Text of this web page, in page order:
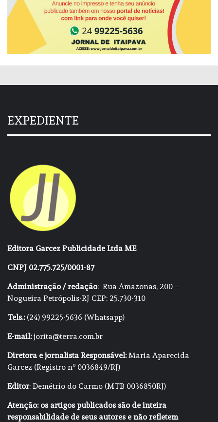
EXPEDIENTE
Editora Garcez Publicidade Ltda ME
CNPJ 02.775.725/0001-87
Administração / redação: Rua Amazonas, 200 –
Nogueira Petrópolis-RJ CEP: 25.730-310
Tels.:(24) 99225-5636 (Whatsapp)
E-mail:jorita@terra.com.br
Diretora e jornalista Responsável:Maria Aparecida
Garcez (Registro nº 0036849/RJ)
Editor: Demétrio do Carmo (MTB 0036850RJ)
Atenção: os artigos publicados são de inteira
responsabilidade de seus autores e não refletem